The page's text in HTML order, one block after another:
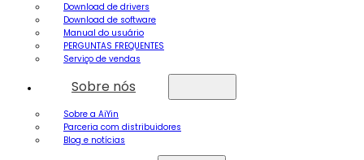
Download de drivers
Download de software
Manual do usuário
PERGUNTAS FREQUENTES
Serviço de vendas
Sobre nós
Sobre a AiYin
Parceria com distribuidores
Blog e notícias